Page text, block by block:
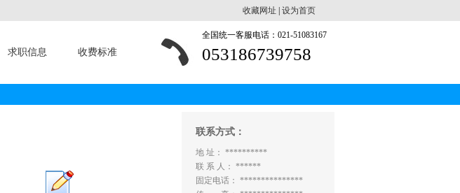
收藏网址 设为首页
求职信息 收费标准
全国统一客服电话：021-51083167
053186739758
联系方式：
地 址： **********
联 系 人： ******
固定电话： ***************